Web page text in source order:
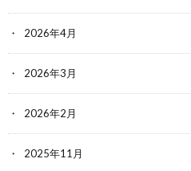
2026年4月
2026年3月
2026年2月
2025年11月